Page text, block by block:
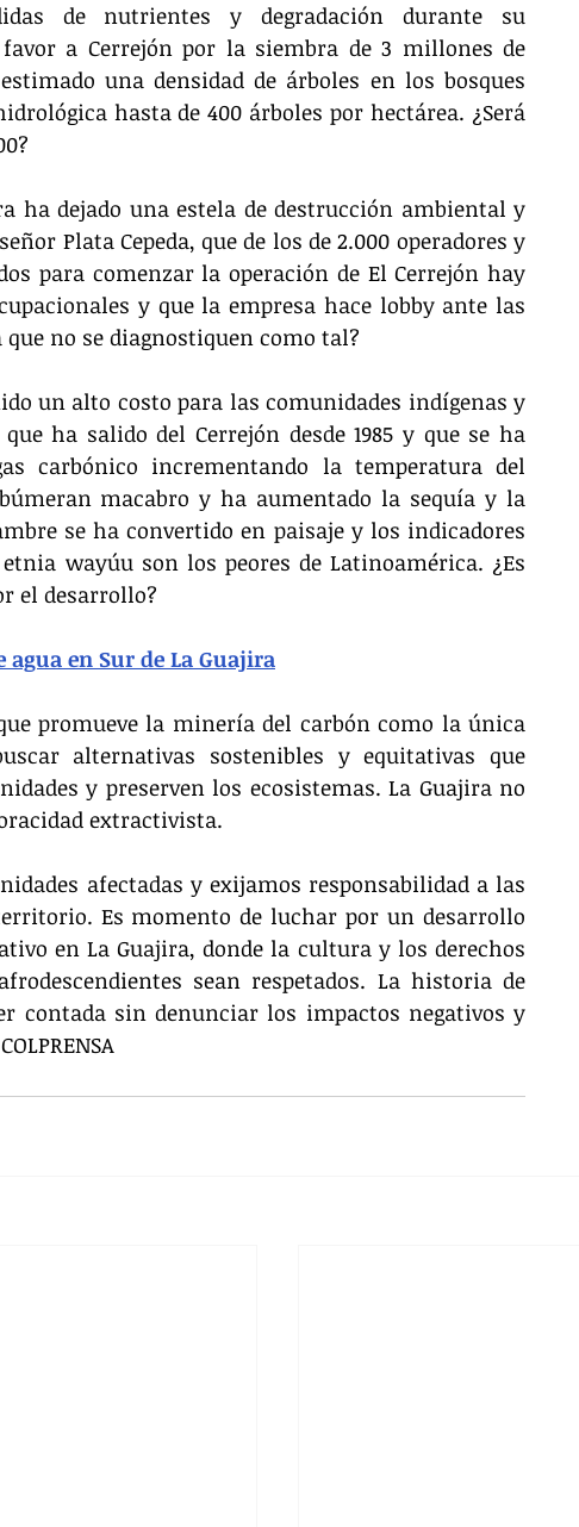
de nutrientes y degradación durante su
a Cerrejón por la siembra de 3 millones de
una densidad de árboles en los bosques
hasta de 400 árboles por hectárea. ¿Será
ha dejado una estela de destrucción ambiental y
Plata Cepeda, que de los de 2.000 operadores y
para comenzar la operación de El Cerrejón hay
y que la empresa hace lobby ante las
no se diagnostiquen como tal?
un alto costo para las comunidades indígenas y
ha salido del Cerrejón desde 1985 y que se ha
carbónico incrementando la temperatura del
macabro y ha aumentado la sequía y la
se ha convertido en paisaje y los indicadores
wayúu son los peores de Latinoamérica. ¿Es
el desarrollo?
en Sur de La Guajira
promueve la minería del carbón como la única
alternativas sostenibles y equitativas que
y preserven los ecosistemas. La Guajira no
extractivista.
afectadas y exijamos responsabilidad a las
Es momento de luchar por un desarrollo
en La Guajira, donde la cultura y los derechos
sean respetados. La historia de
contada sin denunciar los impactos negativos y